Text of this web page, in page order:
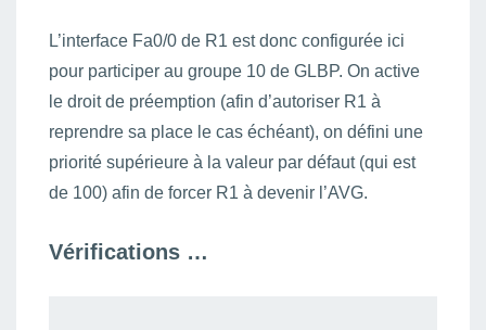
L’interface Fa0/0 de R1 est donc configurée ici
pour participer au groupe 10 de GLBP. On active
le droit de préemption (afin d’autoriser R1 à
reprendre sa place le cas échéant), on défini une
priorité supérieure à la valeur par défaut (qui est
de 100) afin de forcer R1 à devenir l’AVG.
Vérifications …